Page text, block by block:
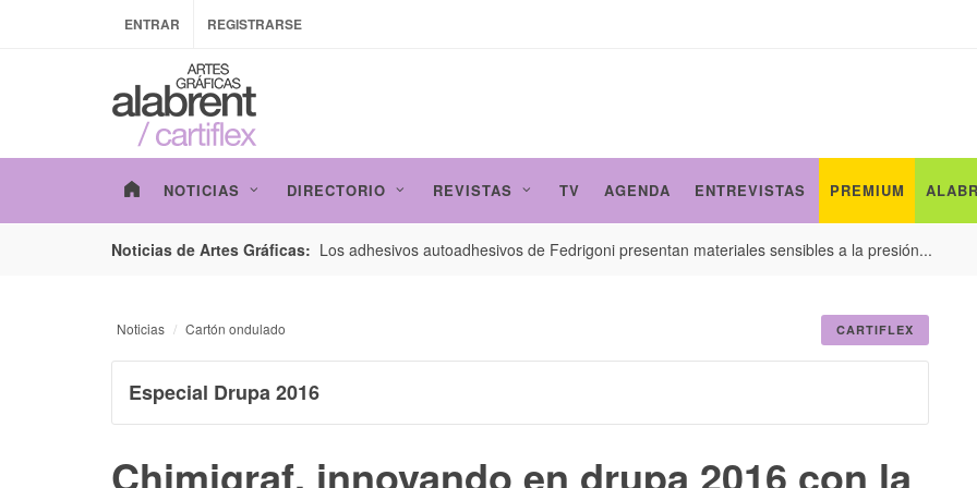
ENTRAR REGISTRARSE
NOTICIAS DIRECTORIO REVISTAS TV AGENDA ENTREVISTAS PREMIUM
Noticias de Artes Gráficas:
de envases con un nuevo estudio de Los adhesivos autoadhesivos de Fedrigoni presentan materiales sensibles a la presión...
CARTIFLEX
Noticias Cartón ondulado
Especial Drupa 2016
Chimigraf, innovando en drupa 2016 con la